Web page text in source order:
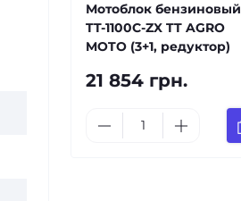
Мотоблок бензиновый
TT-1100C-ZX TT AGRO
MOTO (3+1, редуктор)
21 854 грн.